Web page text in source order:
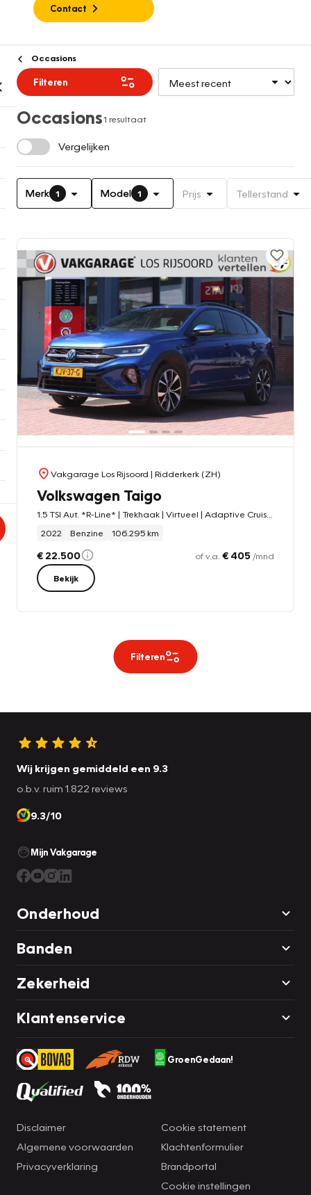
Contact
Occasions
Filteren
Occasions1 resultaat
Vergelijken
Merk 1 Model 1 Prijs Tellerstand
Vakgarage Los Rijsoord | Ridderkerk (ZH)
Volkswagen Taigo
2022
Benzine 106.295 km
€ 22.500 of v.a. € 405 /mnd
Bekijk
Filteren
Wij krijgen gemiddeld een 9.3
o.b.v. ruim 1.822 reviews
9.3/10
Mijn Vakgarage
Onderhoud
Banden
Zekerheid
Klantenservice
GroenGedaan!
Disclaimer
Algemene voorwaarden
Privacyverklaring
Cookie statement
Klachtenformulier
Brandportal
Cookie instellingen